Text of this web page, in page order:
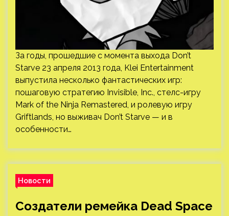
За годы, прошедшие с момента выхода Don’t
Starve 23 апреля 2013 года, Klei Entertainment
выпустила несколько фантастических игр:
пошаговую стратегию Invisible, Inc., стелс-игру
Mark of the Ninja Remastered, и ролевую игру
Griftlands, но выживач Don’t Starve — и в
особенности…
Новости
Создатели ремейка Dead Space